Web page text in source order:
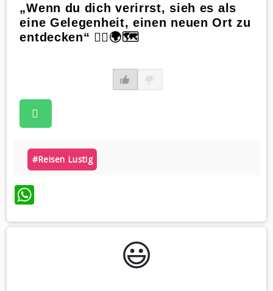
„Wenn du dich verirrst, sieh es als
eine Gelegenheit, einen neuen Ort zu
entdecken“ 🚶‍♀️🌍🗺️
#reisen Lustig
WhatsApp
😃️